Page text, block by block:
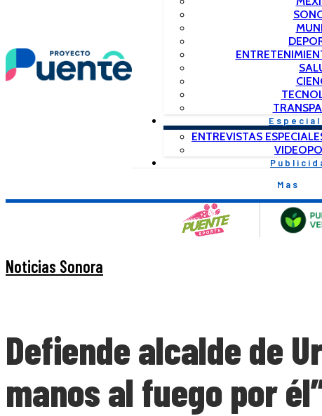
ENTREVISTAS
Mas
Noticias Sonora
Defiende alcalde de
manos al fuego por